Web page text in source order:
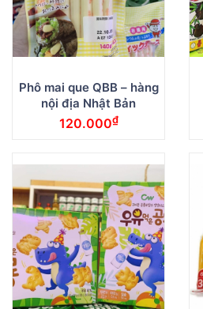
Phô mai que QBB – hàng
nội địa Nhật Bản
120.000₫